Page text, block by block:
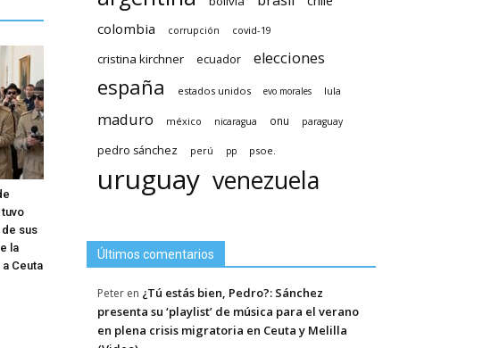
de sus
la
Ceuta
colombia
corrupción covid-19
cristina kirchner ecuador elecciones
españa estados unidos evo morales lula
maduro méxico nicaragua onu paraguay
pedro sánchez perú pp psoe.
uruguay venezuela
Últimos comentarios
Peter en ¿Tú estás bien, Pedro?: Sánchez
presenta su ‘playlist’ de música para el verano
en plena crisis migratoria en Ceuta y Melilla